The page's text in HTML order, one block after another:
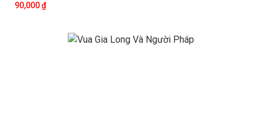
90,000 ₫